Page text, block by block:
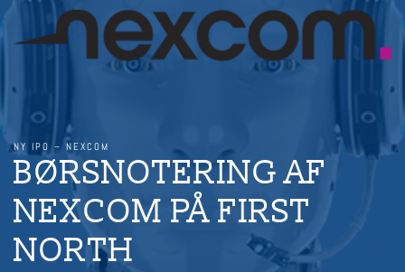
NY IPO – NEXCOM
BØRSNOTERING AF
NEXCOM PÅ FIRST
NORTH